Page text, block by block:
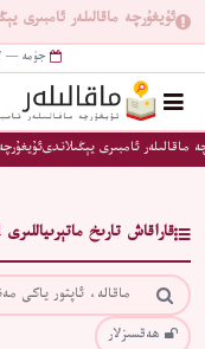
ئۇيغۇرچە ماقالىلەر ئامبىرى
جۈمە — 7 ئاۋغۇست 2026 | ھ 22 سەفەر 1448
ماقالىلەر ئامبىرى يېڭىلاندى
قاراقاش تارىخ ماتېرىياللىرى 1
ھەقسىزلار